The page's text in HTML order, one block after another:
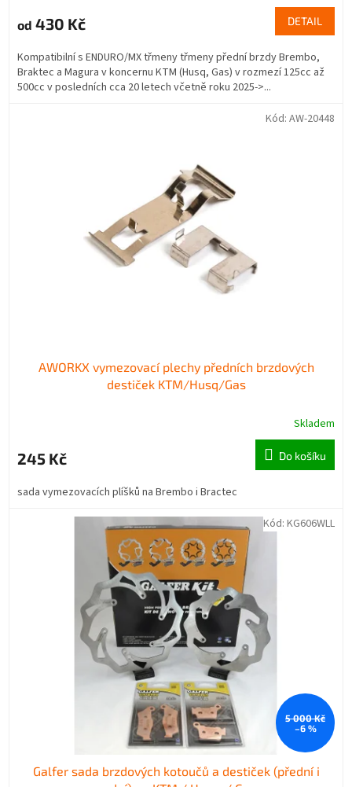
od 430 Kč DETAIL
Kompatibilní s ENDURO/MX třmeny třmeny přední brzdy Brembo,
Braktec a Magura v koncernu KTM (Husq, Gas) v rozmezí 125cc až
500cc v posledních cca 20 letech včetně roku 2025->...
AWORKX vymezovací plechy předních brzdových
destiček KTM/Husq/Gas
Skladem
245 Kč Do košíku
sada vymezovacích plíšků na Brembo i Bractec
Kód: AW-20448
5 000 Kč
–6 %
Galfer sada brzdových kotoučů a destiček (přední i
Kód: KG606WLL